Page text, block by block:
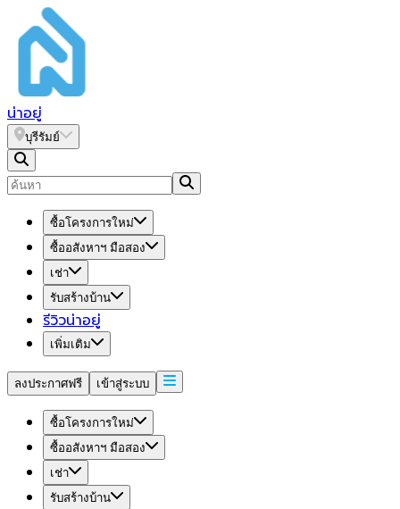
น่าอยู่
บุรีรัมย์
ซื้อโครงการใหม่
ซื้ออสังหาฯ มือสอง
เช่า
รับสร้างบ้าน
รีวิวน่าอยู่
เพิ่มเติม
ลงประกาศฟรี เข้าสู่ระบบ
ซื้อโครงการใหม่
ซื้ออสังหาฯ มือสอง
เช่า
รับสร้างบ้าน